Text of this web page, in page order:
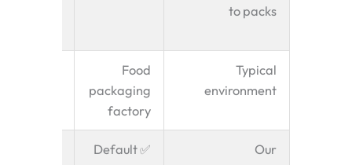
to packs
Typical
environment
Food
packaging
factory
Our
✅ Default